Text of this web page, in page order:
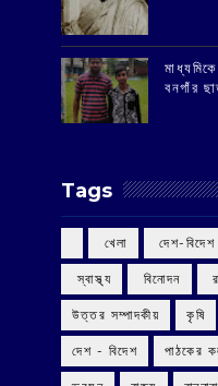
বনগাঁর
Tags
‌ খেলা ‌ দেশ-বিদেশ
‌ স্বাস্থ্য ‌ বিনোদন
উত্তর সম্পাদকীয় কৃষি
দেশ - বিদেশ পাঠকের